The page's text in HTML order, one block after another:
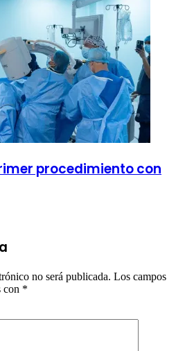
procedimiento con
no será publicada. Los campos
con *